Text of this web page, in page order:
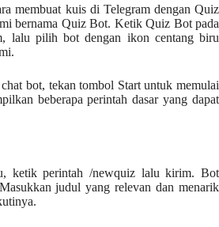
membuat kuis di Telegram dengan Quiz
bernama Quiz Bot. Ketik Quiz Bot pada
lalu pilih bot dengan ikon centang biru
bot, tekan tombol Start untuk memulai
beberapa perintah dasar yang dapat
ketik perintah /newquiz lalu kirim. Bot
judul yang relevan dan menarik